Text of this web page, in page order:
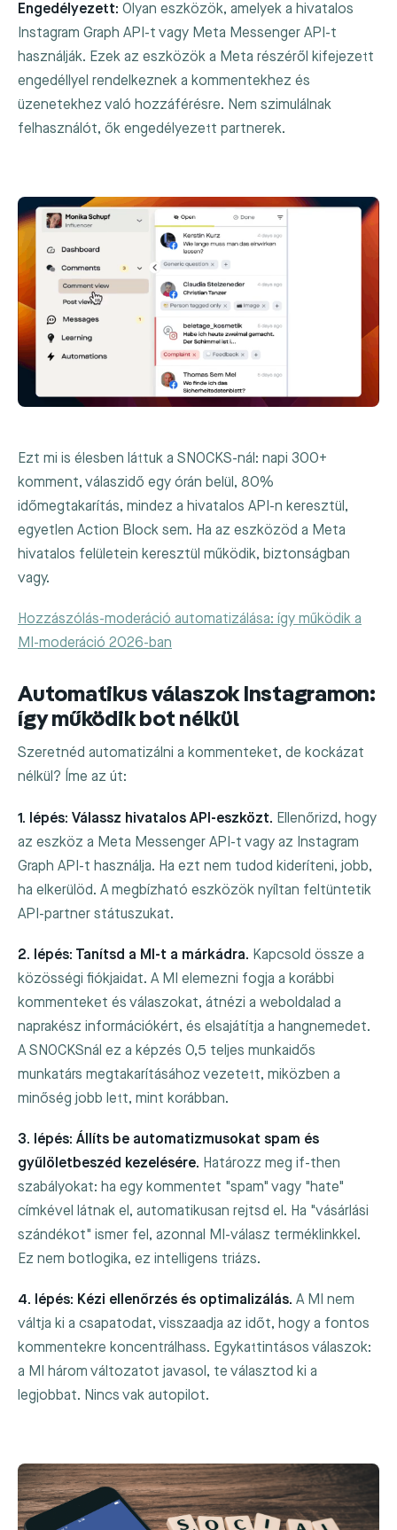
Engedélyezett: Olyan eszközök, amelyek a hivatalos
Instagram Graph API-t vagy Meta Messenger API-t
használják. Ezek az eszközök a Meta részéről kifejezett
engedéllyel rendelkeznek a kommentekhez és
üzenetekhez való hozzáférésre. Nem szimulálnak
felhasználót, ők engedélyezett partnerek.
Ezt mi is élesben láttuk a SNOCKS-nál: napi 300+
komment, válaszidő egy órán belül, 80%
időmegtakarítás, mindez a hivatalos API-n keresztül,
egyetlen Action Block sem. Ha az eszközöd a Meta
hivatalos felületein keresztül működik, biztonságban
vagy.
Hozzászólás-moderáció automatizálása: így működik a
MI-moderáció 2026-ban
Automatikus válaszok Instagramon:
így működik bot nélkül
Szeretnéd automatizálni a kommenteket, de kockázat
nélkül? Íme az út:
1. lépés: Válassz hivatalos API-eszközt. Ellenőrizd, hogy
az eszköz a Meta Messenger API-t vagy az Instagram
Graph API-t használja. Ha ezt nem tudod kideríteni, jobb,
ha elkerülöd. A megbízható eszközök nyíltan feltüntetik
API-partner státuszukat.
2. lépés: Tanítsd a MI-t a márkádra. Kapcsold össze a
közösségi fiókjaidat. A MI elemezni fogja a korábbi
kommenteket és válaszokat, átnézi a weboldalad a
naprakész információkért, és elsajátítja a hangnemedet.
A SNOCKSnál ez a képzés 0,5 teljes munkaidős
munkatárs megtakarításához vezetett, miközben a
minőség jobb lett, mint korábban.
3. lépés: Állíts be automatizmusokat spam és
gyűlöletbeszéd kezelésére. Határozz meg if-then
szabályokat: ha egy kommentet "spam" vagy "hate"
címkével látnak el, automatikusan rejtsd el. Ha "vásárlási
szándékot" ismer fel, azonnal MI-válasz terméklinkkel.
Ez nem botlogika, ez intelligens triázs.
4. lépés: Kézi ellenőrzés és optimalizálás. A MI nem
váltja ki a csapatodat, visszaadja az időt, hogy a fontos
kommentekre koncentrálhass. Egykattintásos válaszok:
a MI három változatot javasol, te választod ki a
legjobbat. Nincs vak autopilot.